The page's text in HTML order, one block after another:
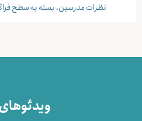
نظرات مدرسین، بسته به سطح